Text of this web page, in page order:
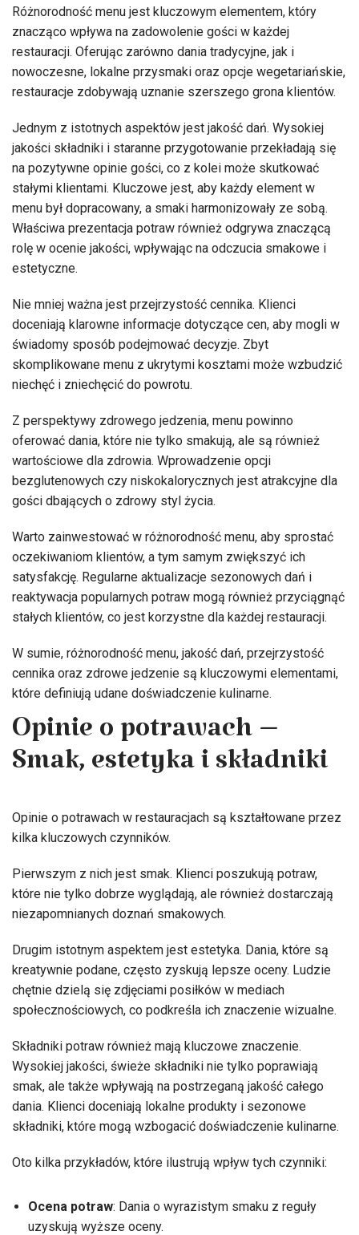
Różnorodność menu jest kluczowym elementem, który
znacząco wpływa na zadowolenie gości w każdej
restauracji. Oferując zarówno dania tradycyjne, jak i
nowoczesne, lokalne przysmaki oraz opcje wegetariańskie,
restauracje zdobywają uznanie szerszego grona klientów.
Jednym z istotnych aspektów jest jakość dań. Wysokiej
jakości składniki i staranne przygotowanie przekładają się
na pozytywne opinie gości, co z kolei może skutkować
stałymi klientami. Kluczowe jest, aby każdy element w
menu był dopracowany, a smaki harmonizowały ze sobą.
Właściwa prezentacja potraw również odgrywa znaczącą
rolę w ocenie jakości, wpływając na odczucia smakowe i
estetyczne.
Nie mniej ważna jest przejrzystość cennika. Klienci
doceniają klarowne informacje dotyczące cen, aby mogli w
świadomy sposób podejmować decyzje. Zbyt
skomplikowane menu z ukrytymi kosztami może wzbudzić
niechęć i zniechęcić do powrotu.
Z perspektywy zdrowego jedzenia, menu powinno
oferować dania, które nie tylko smakują, ale są również
wartościowe dla zdrowia. Wprowadzenie opcji
bezglutenowych czy niskokalorycznych jest atrakcyjne dla
gości dbających o zdrowy styl życia.
Warto zainwestować w różnorodność menu, aby sprostać
oczekiwaniom klientów, a tym samym zwiększyć ich
satysfakcję. Regularne aktualizacje sezonowych dań i
reaktywacja popularnych potraw mogą również przyciągnąć
stałych klientów, co jest korzystne dla każdej restauracji.
W sumie, różnorodność menu, jakość dań, przejrzystość
cennika oraz zdrowe jedzenie są kluczowymi elementami,
które definiują udane doświadczenie kulinarne.
Opinie o potrawach –
Smak, estetyka i składniki
Opinie o potrawach w restauracjach są kształtowane przez
kilka kluczowych czynników.
Pierwszym z nich jest smak. Klienci poszukują potraw,
które nie tylko dobrze wyglądają, ale również dostarczają
niezapomnianych doznań smakowych.
Drugim istotnym aspektem jest estetyka. Dania, które są
kreatywnie podane, często zyskują lepsze oceny. Ludzie
chętnie dzielą się zdjęciami posiłków w mediach
społecznościowych, co podkreśla ich znaczenie wizualne.
Składniki potraw również mają kluczowe znaczenie.
Wysokiej jakości, świeże składniki nie tylko poprawiają
smak, ale także wpływają na postrzeganą jakość całego
dania. Klienci doceniają lokalne produkty i sezonowe
składniki, które mogą wzbogacić doświadczenie kulinarne.
Oto kilka przykładów, które ilustrują wpływ tych czynniki:
Ocena potraw: Dania o wyrazistym smaku z reguły
uzyskują wyższe oceny.